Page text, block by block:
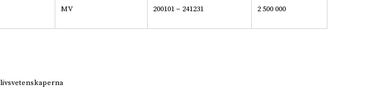
MV 200101 – 241231 2 500 000